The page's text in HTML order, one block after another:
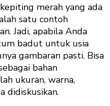
merah yang ada
satu contoh
Jadi, apabila Anda
badut untuk usia
gambaran pasti. Bisa
bahan
ukuran, warna,
didiskusikan.